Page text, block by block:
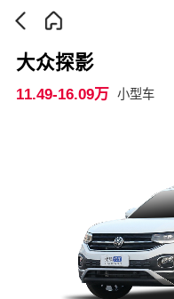
大众探影
11.49-16.09万 小型车